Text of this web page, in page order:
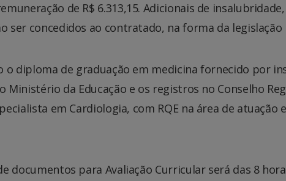
de R$ 6.313,15. Adicionais de
ser concedidos ao contratado, na forma da
o diploma de graduação em medicina fornecido por
da Educação e os registros no Conselho
em Cardiologia, com RQE na área de atuação
documentos para Avaliação Curricular será das 8